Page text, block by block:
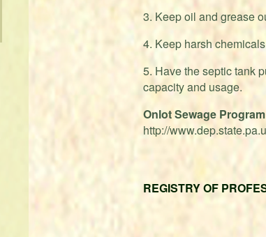
3. Keep oil and grease
4. Keep harsh
5. Have the septic tank
capacity and usage.
Onlot Sewage
http://
REGISTRY OF